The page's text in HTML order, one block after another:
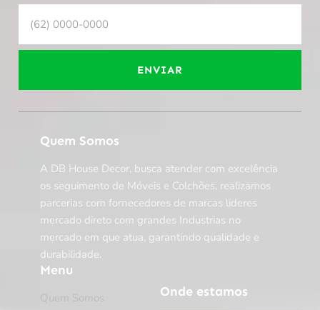
ENVIAR
Quem Somos
A DB House Decor, busca atender com excelência
os seguimento de Móveis e Colchões, realizamos
parcerias com fornecedores de marcas lideres
mercado direto com grandes Industrias no
mercado em que atua, garantindo qualidade e
durabilidade.
Menu
Onde estamos